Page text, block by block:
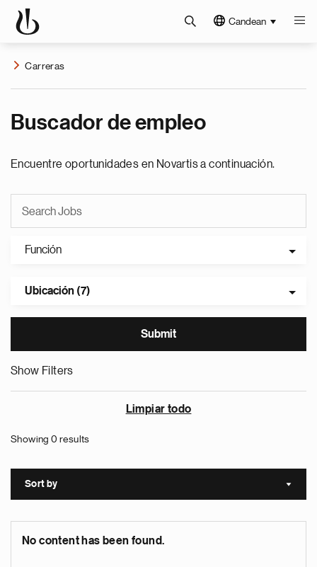
Candean
Carreras
Buscador de empleo
Encuentre oportunidades en Novartis a continuación.
Función
Ubicación (7)
Show Filters
Limpiar todo
Showing 0 results
Sort by Sort
No content has been found.